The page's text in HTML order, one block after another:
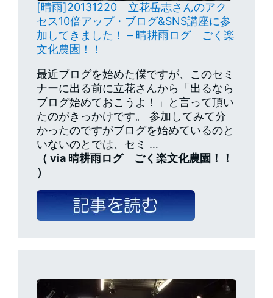
[晴雨]20131220 立花岳志さんのアク
セス10倍アップ・ブログ&SNS講座に参
加してきました！ – 晴耕雨ログ ごく楽
文化農園！！
最近ブログを始めた僕ですが、このセミ
ナーに出る前に立花さんから「出るなら
ブログ始めておこうよ！」と言って頂い
たのがきっかけです。 参加してみて分
かったのですがブログを始めているのと
いないのとでは、セミ …
（ via 晴耕雨ログ ごく楽文化農園！！
）